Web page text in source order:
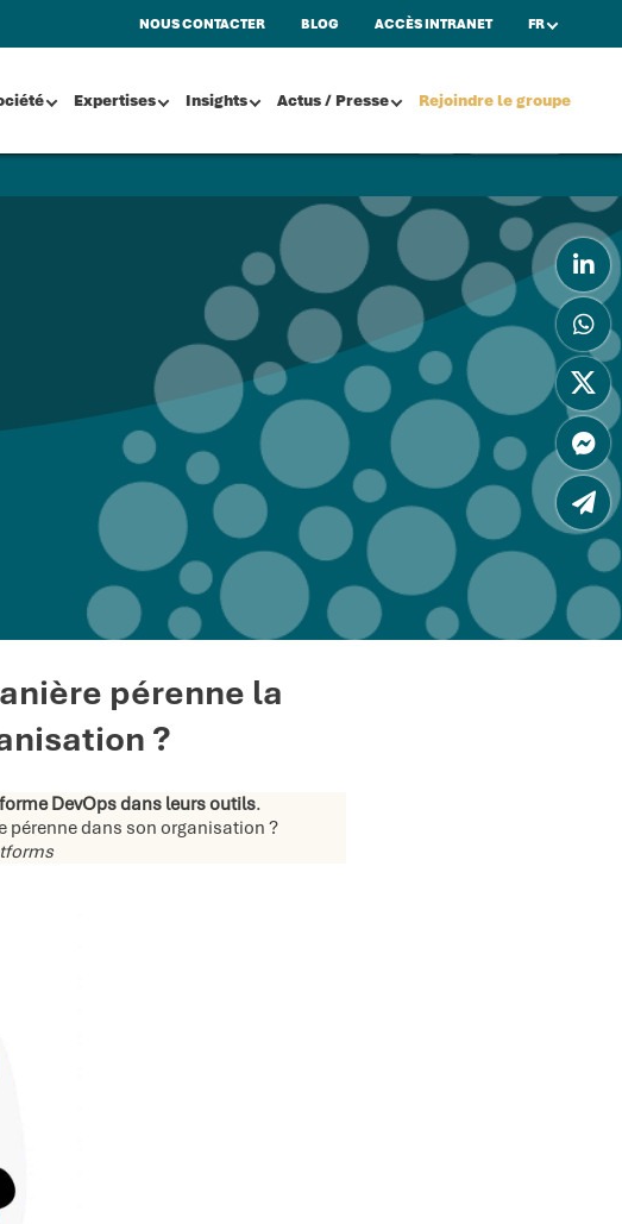
NOUS CONTACTER BLOG ACCÈS INTRANET FR
Expertises Insights Actus / Presse Rejoindre le groupe
pérenne la
?
DevOps dans leurs outils.
pérenne dans son organisation ?